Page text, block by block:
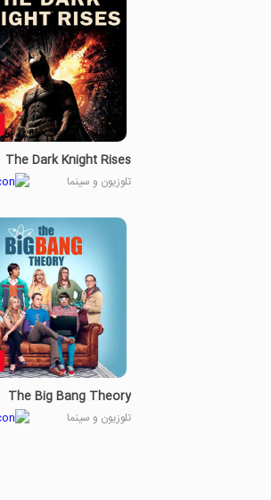
The Dark Knight Rises
تلوزیون و سینما
The Big Bang Theory
تلوزیون و سینما